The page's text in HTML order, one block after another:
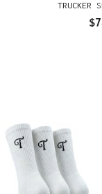
TRUCKER